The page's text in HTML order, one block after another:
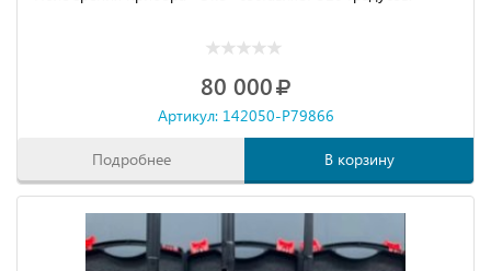
80 000
Артикул: 142050-P79866
Подробнее В корзину